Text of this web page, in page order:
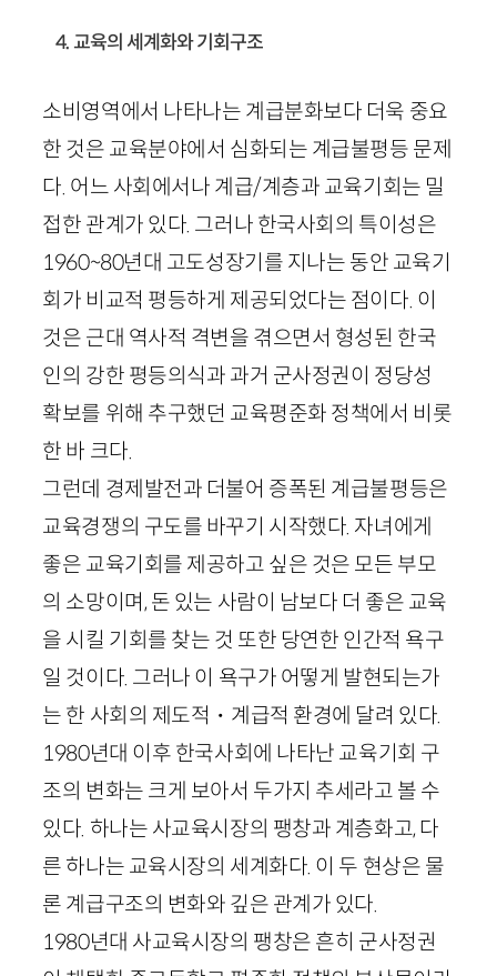
4. 교육의 세계화와 기회구조
소비영역에서 나타나는 계급분화보다 더욱 중요
한 것은 교육분야에서 심화되는 계급불평등 문제
다. 어느 사회에서나 계급/계층과 교육기회는 밀
접한 관계가 있다. 그러나 한국사회의 특이성은
1960~80년대 고도성장기를 지나는 동안 교육기
회가 비교적 평등하게 제공되었다는 점이다. 이
것은 근대 역사적 격변을 겪으면서 형성된 한국
인의 강한 평등의식과 과거 군사정권이 정당성
확보를 위해 추구했던 교육평준화 정책에서 비롯
한 바 크다.
그런데 경제발전과 더불어 증폭된 계급불평등은
교육경쟁의 구도를 바꾸기 시작했다. 자녀에게
좋은 교육기회를 제공하고 싶은 것은 모든 부모
의 소망이며, 돈 있는 사람이 남보다 더 좋은 교육
을 시킬 기회를 찾는 것 또한 당연한 인간적 욕구
일 것이다. 그러나 이 욕구가 어떻게 발현되는가
는 한 사회의 제도적・계급적 환경에 달려 있다.
1980년대 이후 한국사회에 나타난 교육기회 구
조의 변화는 크게 보아서 두가지 추세라고 볼 수
있다. 하나는 사교육시장의 팽창과 계층화고, 다
른 하나는 교육시장의 세계화다. 이 두 현상은 물
론 계급구조의 변화와 깊은 관계가 있다.
1980년대 사교육시장의 팽창은 흔히 군사정권